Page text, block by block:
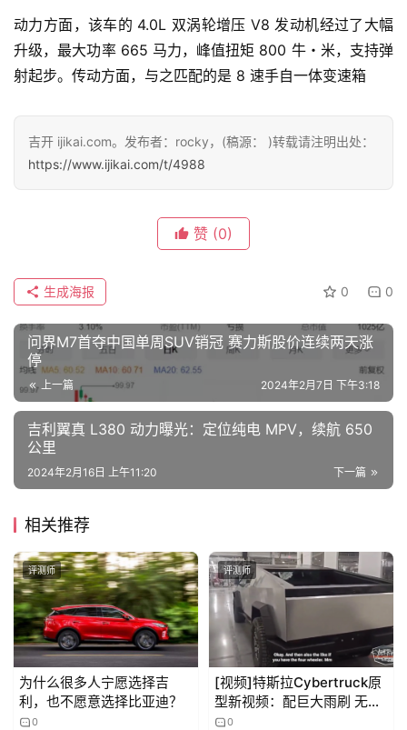
吉
开
动力方面，该车的 4.0L 双涡轮增压 V8 发动机经过了大幅
升级，最大功率 665 马力，峰值扭矩 800 牛・米，支持弹
射起步。传动方面，与之匹配的是 8 速手自一体变速箱
吉开 ijikai.com。发布者：rocky，(稿源： )转载请注明出处：
https://www.ijikai.com/t/4988
赞 (0)
0 0
生成海报
问界M7首夺中国单周SUV销冠 赛力斯股价连续两天涨
停
上一篇 2024年2月7日 下午3:18
吉利翼真 L380 动力曝光：定位纯电 MPV，续航 650
公里
下一篇
2024年2月16日 上午11:20
相关推荐
评测师
为什么很多人宁愿选择吉
利，也不愿意选择比亚迪？
0
评测师
[视频]特斯拉Cybertruck原
型新视频：配巨大雨刷 无门
把手
0